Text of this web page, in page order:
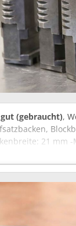
gut (gebraucht),
21 mm -